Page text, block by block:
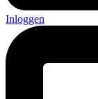
Inloggen